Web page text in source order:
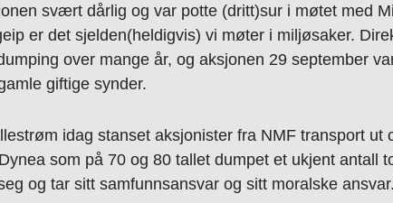
svært dårlig og var potte (dritt)sur i møtet med
er det sjelden(heldigvis) vi møter i miljøsaker.
over mange år, og aksjonen 29 september
giftige synder.
idag stanset aksjonister fra NMF transport ut
som på 70 og 80 tallet dumpet et ukjent antall
og tar sitt samfunnsansvar og sitt moralske ansvar.